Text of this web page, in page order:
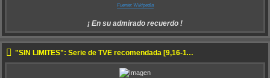
Fuente: Wikipedia
¡ En su admirado recuerdo !
"SIN LÍMITES": Serie de TVE recomendada [9,16-11-2022 22:50]